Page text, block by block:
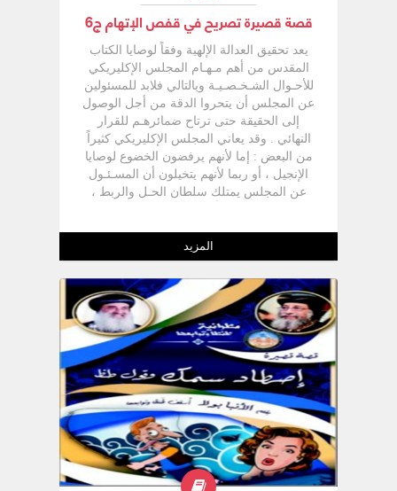
قصة قصيرة تصريح في قفص الإتهام ج6
يعد تحقيق العدالة الإلهية وفقاً لوصايا الكتاب
المقدس من أهم مـهـام المجلس الإكليريكي
للأحـوال الشـخـصـيـة وبالتالي فلابد للمسئولين
عن المجلس أن يتحروا الدقة من أجل الوصول
إلى الحقيقة حتى ترتاح ضمائرهـم للقرار
النهائي . وقد يعاني المجلس الإكليريكي كثيراً
من البعض : إما لأنهم يرفضون الخضوع لوصايا
الإنجيل ، أو ربما لأنهم يتخيلون أن المسـئـول
عن المجلس يمتلك سلطان الحـل والربط ،
لتلاميذه ، ومن خلالهم للكنيسة كلهـا ، وأن
سلطان الحل والربط يخص فقط الحل
المزيد